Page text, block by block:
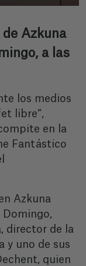
Azkuna
a las
los medios
libre”,
en la
Fantástico
Azkuna
Domingo,
director de la
y uno de sus
quien